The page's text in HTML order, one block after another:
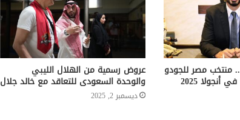
منتخب مصر للجودو
2025
عروض رسمية من الهلال الليبي
والوحدة السعودى للتعاقد مع خالد جلال
ديسمبر 2, 2025